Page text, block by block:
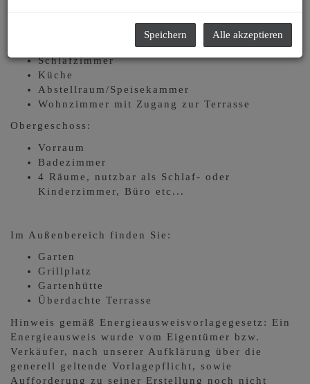
Vorraum
Badezimmer mit Dusche
Schlafzimmer
Küche
Abstellraum/Speisekammer
Wohnzimmer mit Zugang zur Terrasse
Obergeschoss:
Vorraum
Badezimmer
4 Räume, nutzbar als Schlaf- oder
Kinderzimmer, Büro etc...
Im Außenbereich finden Sie:
Garten
Grillplatz
Gartenhütte
Überdachte Terrasse
Hinweis gemäß Energieausweisvorlagegesetz: Ein
Energieausweis wurde vom Eigentümer bzw.
Verkäufer, nach unserer Aufklärung über die
generell geltende Vorlagepflicht, sowie
Aufforderung zu seiner Erstellung noch nicht
Speichern Alle akzeptieren